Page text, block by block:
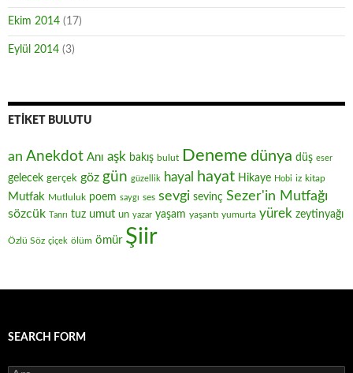
Ekim 2014 (17)
Eylül 2014 (3)
ETIKET BULUTU
an Anekdot Anı aşk bakış bulut Deneme dünya düş eser
gelecek gerçek göz gün güzellik hayal hayat Hikaye Hobi iz kitap
Mutfak Mutluluk poem saygı ses sevgi sevinç Sezer'in Mutfağı
sözcük Tanrı tuz umut un yazar yaşam yaşantı yumurta yürek zeytinyağı
Özlü Söz çiçek ölüm ömür Şiir
SEARCH FORM